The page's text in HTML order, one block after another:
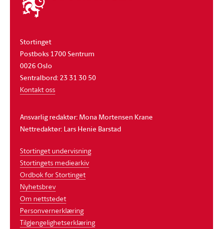
stortinget
Stortinget
Postboks 1700 Sentrum
0026 Oslo
Sentralbord: 23 31 30 50
Kontakt oss
Ansvarlig redaktør: Mona Mortensen Krane
Nettredaktør: Lars Henie Barstad
Stortinget undervisning
Stortingets mediearkiv
Ordbok for Stortinget
Nyhetsbrev
Om nettstedet
Personvernerklæring
Tilgjengelighetserklæring